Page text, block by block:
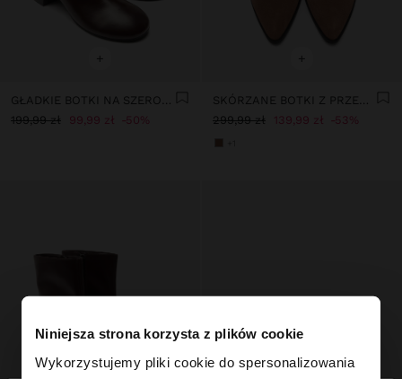
Niniejsza strona korzysta z plików cookie
Wykorzystujemy pliki cookie do spersonalizowania
+
199,99 zł
99,99 zł 50%
+
299,99 zł
139,99 zł 53%